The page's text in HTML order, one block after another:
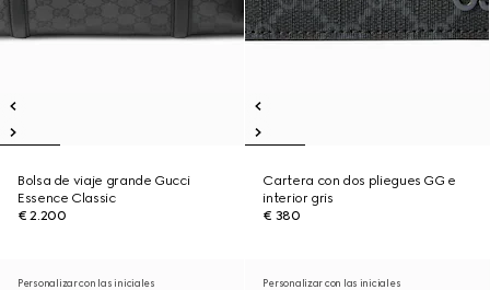
Bolsa de viaje grande Gucci
Essence Classic
€ 2.200
Cartera con dos pliegues GG e
interior gris
€ 380
Personalizar con las iniciales Personalizar con las iniciales